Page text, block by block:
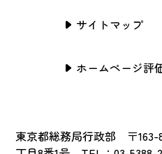
サイトマップ
ホームページ評
東京都総務局行政部 〒